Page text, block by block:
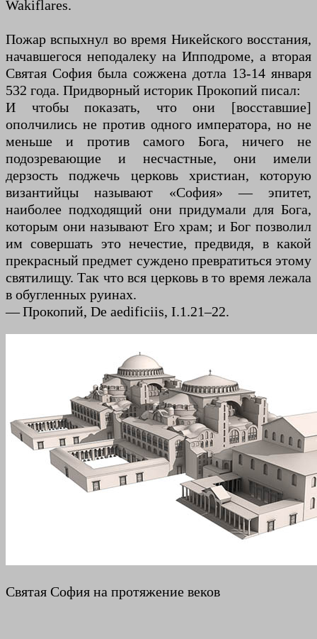
Wakiflares.
Пожар вспыхнул во время Никейского восстания,
начавшегося неподалеку на Ипподроме, а вторая
Святая София была сожжена дотла 13-14 января
532 года. Придворный историк Прокопий писал:
И чтобы показать, что они [восставшие]
ополчились не против одного императора, но не
меньше и против самого Бога, ничего не
подозревающие и несчастные, они имели
дерзость поджечь церковь христиан, которую
византийцы называют «София» — эпитет,
наиболее подходящий они придумали для Бога,
которым они называют Его храм; и Бог позволил
им совершать это нечестие, предвидя, в какой
прекрасный предмет суждено превратиться этому
святилищу. Так что вся церковь в то время лежала
в обугленных руинах.
— Прокопий, De aedificiis, I.1.21–22.
Святая София на протяжение веков